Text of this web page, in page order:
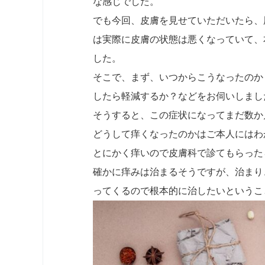
でも今回、皮膚を見せていただいたら
は実際に皮膚の状態は悪くなっていて
した。
そこで、まず、いつからこうなったの
したら軽減するか？などをお伺いしま
そうすると、この症状になってまだ数
どうして痒くなったのかはご本人には
とにかく痒いので皮膚科で診てもらっ
確かに痒みは治まるそうですが、治ま
ってくるので根本的に治したいという